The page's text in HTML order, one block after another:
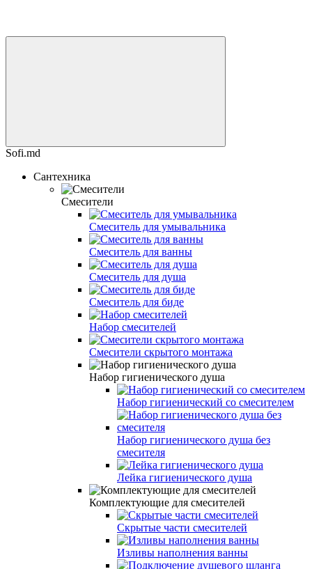
Sofi.md
Сантехника
Смесители
Смеситель для умывальника
Смеситель для ванны
Смеситель для душа
Смеситель для биде
Набор смесителей
Смесители скрытого монтажа
Набор гигиенического душа
Набор гигиенический со смесителем
Набор гигиенического душа без
смесителя
Лейка гигиенического душа
Комплектующие для смесителей
Скрытые части смесителей
Изливы наполнения ванны